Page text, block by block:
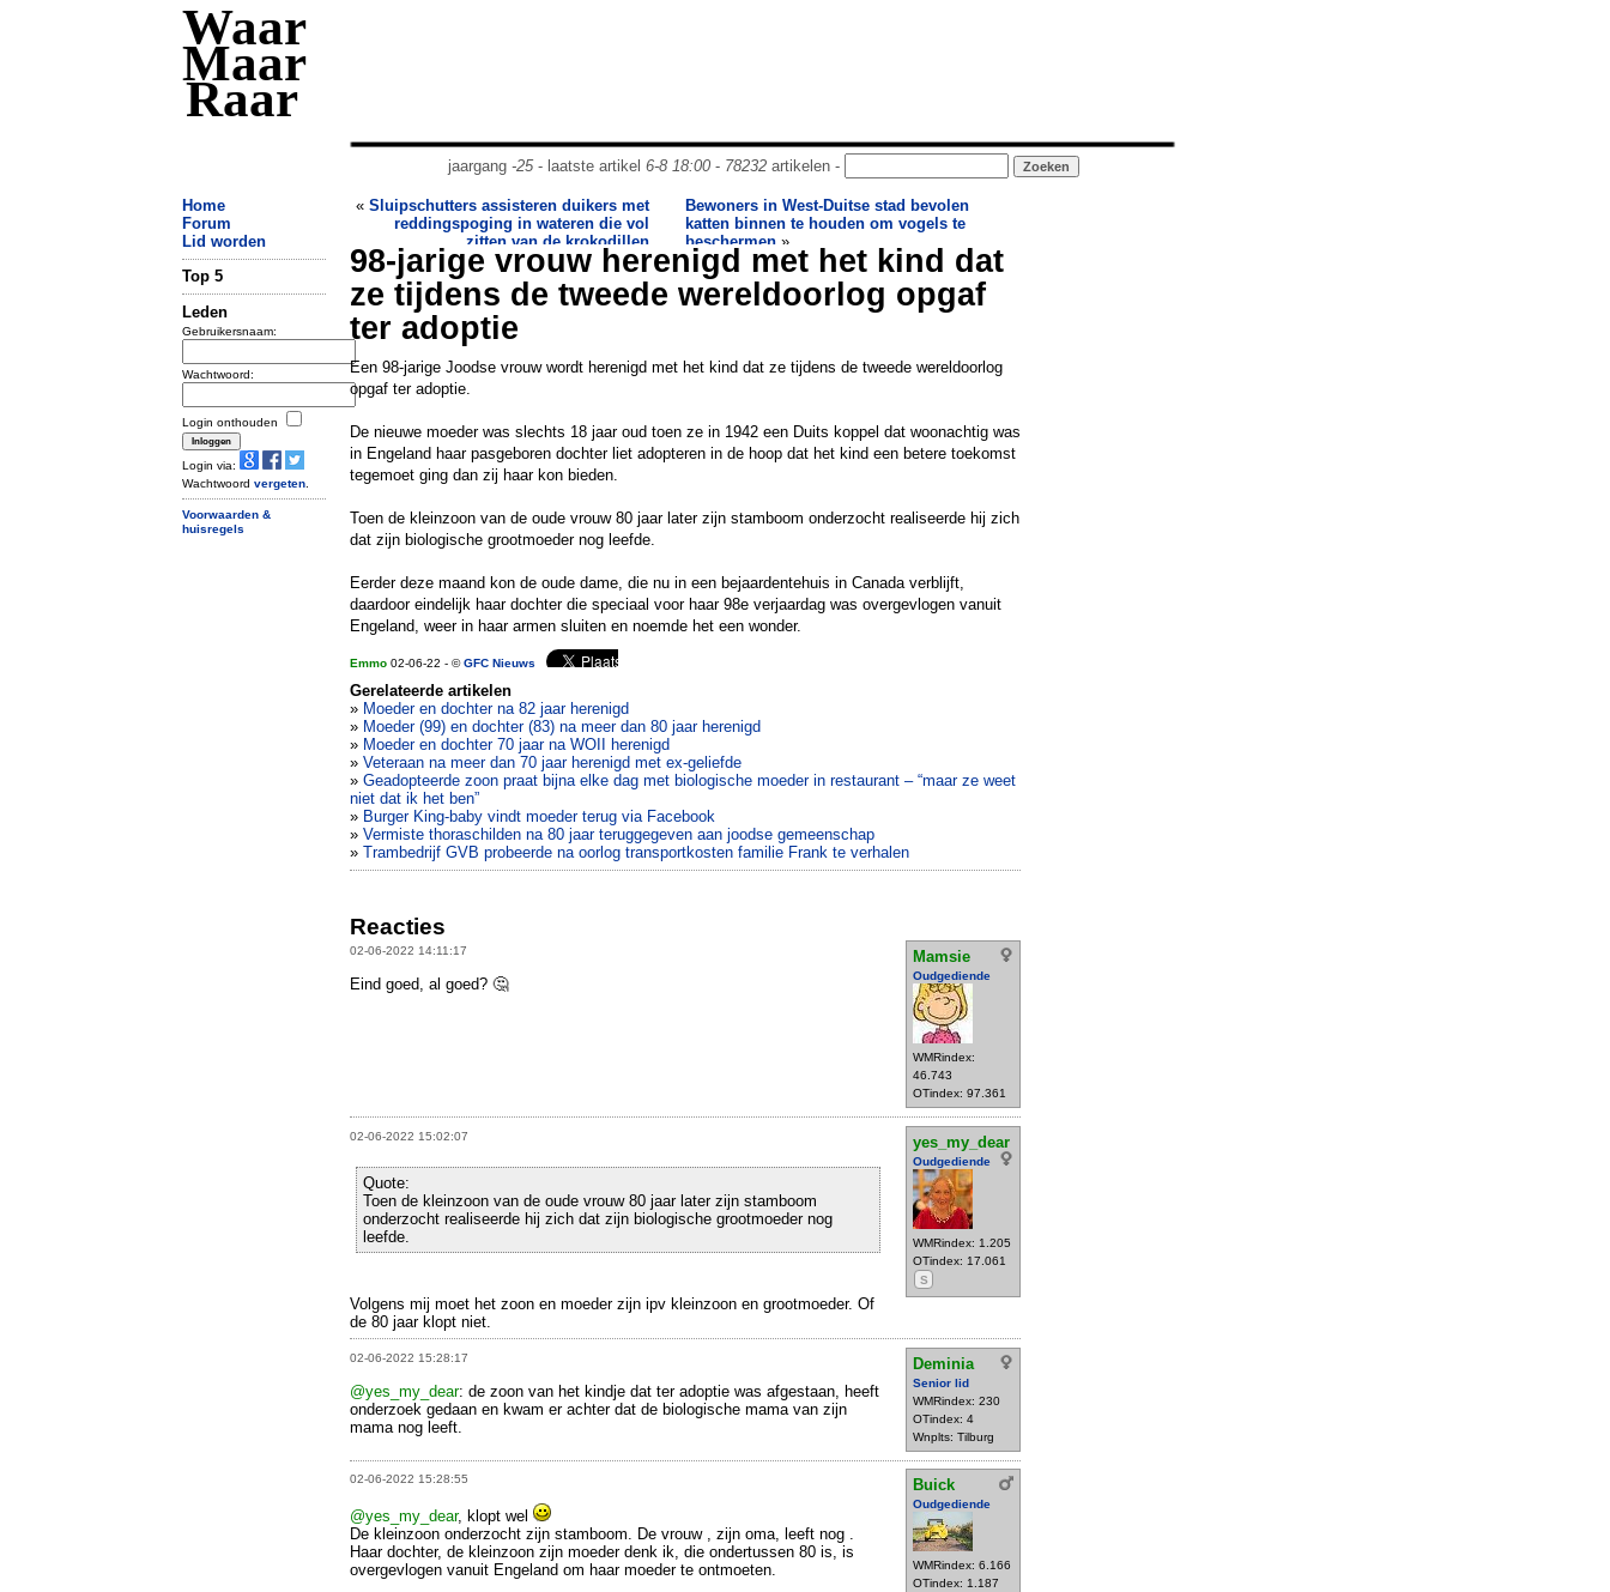
Waar
Maar
Raar
jaargang -25- laatste artikel 6-8 18:00- 78232artikelen -
Home
Forum
Lid worden
Top 5
Leden
Gebruikersnaam:
Wachtwoord:
Login onthouden
Login via:
Wachtwoord vergeten
Voorwaarden &
huisregels
« Sluipschutters assisteren duikers met
reddingspoging in wateren die vol
zitten van de krokodillen
Bewoners in West-Duitse stad bevolen
katten binnen te houden om vogels te
beschermen »
98-jarige vrouw herenigd met het kind dat
ze tijdens de tweede wereldoorlog opgaf
ter adoptie
Een 98-jarige Joodse vrouw wordt herenigd met het kind dat ze tijdens de tweede wereldoorlog
opgaf ter adoptie.
De nieuwe moeder was slechts 18 jaar oud toen ze in 1942 een Duits koppel dat woonachtig was
in Engeland haar pasgeboren dochter liet adopteren in de hoop dat het kind een betere toekomst
tegemoet ging dan zij haar kon bieden.
Toen de kleinzoon van de oude vrouw 80 jaar later zijn stamboom onderzocht realiseerde hij zich
dat zijn biologische grootmoeder nog leefde.
Eerder deze maand kon de oude dame, die nu in een bejaardentehuis in Canada verblijft,
daardoor eindelijk haar dochter die speciaal voor haar 98e verjaardag was overgevlogen vanuit
Engeland, weer in haar armen sluiten en noemde het een wonder.
Emmo 02-06-22 - ©GFC Nieuws
Gerelateerde artikelen
» Moeder en dochter na 82 jaar herenigd
» Moeder (99) en dochter (83) na meer dan 80 jaar herenigd
» Moeder en dochter 70 jaar na WOII herenigd
» Veteraan na meer dan 70 jaar herenigd met ex-geliefde
» Geadopteerde zoon praat bijna elke dag met biologische moeder in restaurant – “maar ze weet
niet dat ik het ben”
» Burger King-baby vindt moeder terug via Facebook
» Vermiste thoraschilden na 80 jaar teruggegeven aan joodse gemeenschap
» Trambedrijf GVB probeerde na oorlog transportkosten familie Frank te verhalen
Reacties
02-06-2022 14:11:17 Mamsie
Oudgediende
WMRindex:
46.743
OTindex: 97.361
Eind goed, al goed? 🤔
02-06-2022 15:02:07 yes_my_dear
Oudgediende
WMRindex: 1.205
OTindex: 17.061
S
Quote:
Toen de kleinzoon van de oude vrouw 80 jaar later zijn stamboom
onderzocht realiseerde hij zich dat zijn biologische grootmoeder nog
leefde.
Volgens mij moet het zoon en moeder zijn ipv kleinzoon en grootmoeder. Of
de 80 jaar klopt niet.
02-06-2022 15:28:17 Deminia
Senior lid
WMRindex: 230
OTindex: 4
Wnplts: Tilburg
@yes_my_dear: de zoon van het kindje dat ter adoptie was afgestaan, heeft
onderzoek gedaan en kwam er achter dat de biologische mama van zijn
mama nog leeft.
02-06-2022 15:28:55 Buick
Oudgediende
WMRindex: 6.166
OTindex: 1.187
@yes_my_dear, klopt wel
De kleinzoon onderzocht zijn stamboom. De vrouw , zijn oma, leeft nog .
Haar dochter, de kleinzoon zijn moeder denk ik, die ondertussen 80 is, is
overgevlogen vanuit Engeland om haar moeder te ontmoeten.